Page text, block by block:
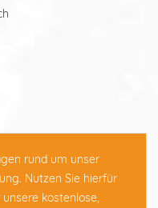
rund um unser
Nutzen Sie hierfür
unsere kostenlose,